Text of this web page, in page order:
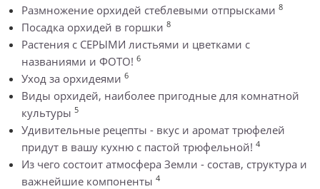
Размножение орхидей стеблевыми отпрысками 8
Посадка орхидей в горшки 8
Растения с СЕРЫМИ листьями и цветками с
названиями и ФОТО! 6
Уход за орхидеями 6
Виды орхидей, наиболее пригодные для комнатной
культуры 5
Удивительные рецепты - вкус и аромат трюфелей
придут в вашу кухню с пастой трюфельной! 4
Из чего состоит атмосфера Земли - состав, структура и
важнейшие компоненты 4